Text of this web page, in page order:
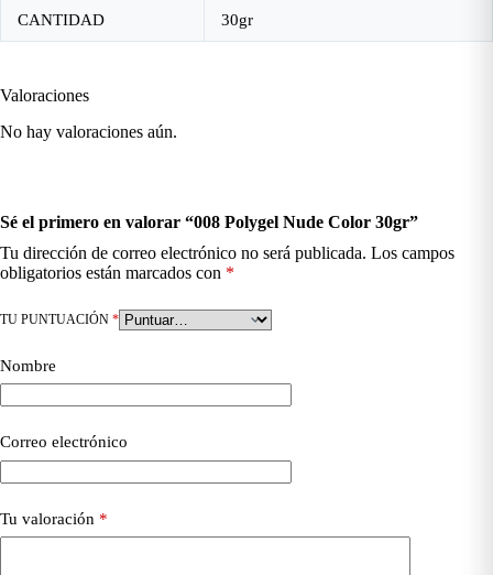
CANTIDAD 30gr
Valoraciones
No hay valoraciones aún.
Sé el primero en valorar “008 Polygel Nude Color 30gr”
Tu dirección de correo electrónico no será publicada. Los campos
obligatorios están marcados con *
TU PUNTUACIÓN *
Nombre
Correo electrónico
Tu valoración *